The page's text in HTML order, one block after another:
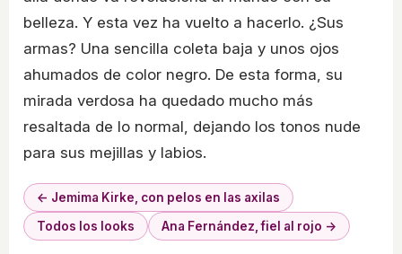
belleza. Y esta vez ha vuelto a hacerlo. ¿Sus
armas? Una sencilla coleta baja y unos ojos
ahumados de color negro. De esta forma, su
mirada verdosa ha quedado mucho más
resaltada de lo normal, dejando los tonos nude
para sus mejillas y labios.
← Jemima Kirke, con pelos en las axilas
Todos los looks
Ana Fernández, fiel al rojo →